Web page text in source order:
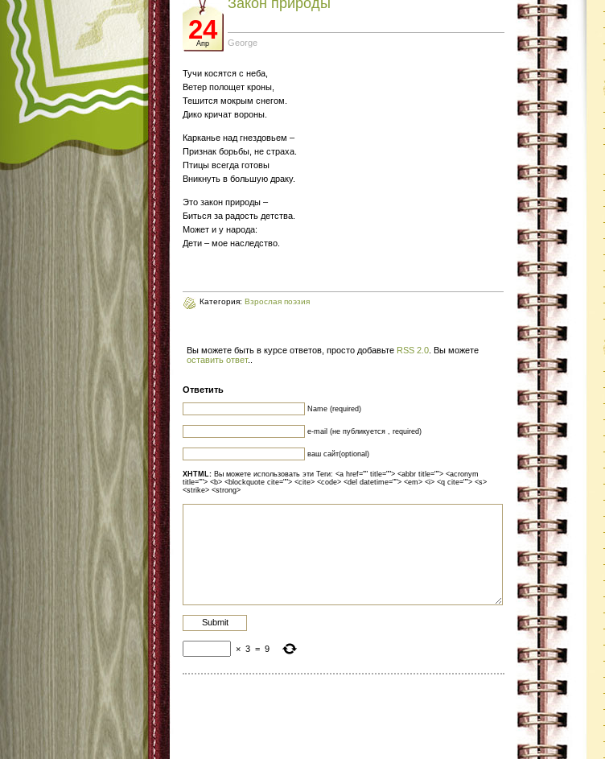
24
Апр
Закон природы
George
Тучи косятся с неба,
Ветер полощет кроны,
Тешится мокрым снегом.
Дико кричат вороны.
Карканье над гнездовьем –
Признак борьбы, не страха.
Птицы всегда готовы
Вникнуть в большую драку.
Это закон природы –
Биться за радость детства.
Может и у народа:
Дети – мое наследство.
Категория: Взрослая поэзия
Вы можете быть в курсе ответов, просто добавьте RSS 2.0 . Вы можете
оставить ответ.
Ответить
Name (required)
e-mail (не публикуется , required)
ваш сайт(optional)
XHTML: Вы можете использовать эти Теги: <a href="" title=""> <abbr title=""> <acronym
title=""> <b> <blockquote cite=""> <cite> <code> <del datetime=""> <em> <i> <q cite=""> <s>
<strike> <strong>
× 3 = 9